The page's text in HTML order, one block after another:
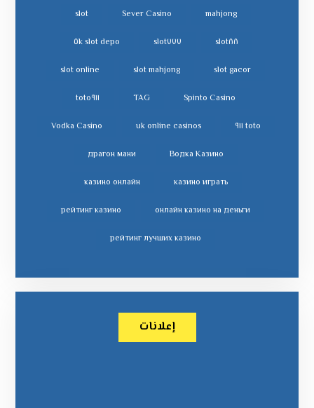
mahjong
Sever Casino
slot
slot٨٨ slot٧٧٧ slot depo ٥k
slot gacor
slot mahjong
slot online
Spinto Casino
TAG toto٩١١
toto ٩١١ uk online casinos
Vodka Casino
Водка Казино
драгон мани
казино играть
казино онлайн
онлайн казино на деньги
рейтинг казино
рейтинг лучших казино
إعلانات